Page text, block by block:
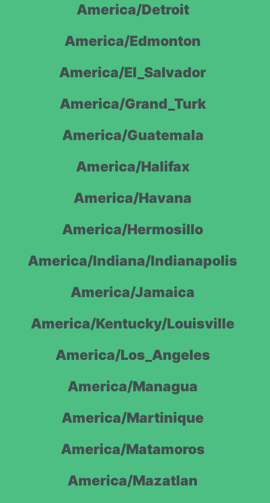
America/Detroit
America/Edmonton
America/El_Salvador
America/Grand_Turk
America/Guatemala
America/Halifax
America/Havana
America/Hermosillo
America/Indiana/Indianapolis
America/Jamaica
America/Kentucky/Louisville
America/Los_Angeles
America/Managua
America/Martinique
America/Matamoros
America/Mazatlan